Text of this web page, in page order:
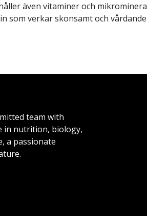
även vitaminer och
verkar skonsamt och
team with
in nutrition, biology,
a passionate